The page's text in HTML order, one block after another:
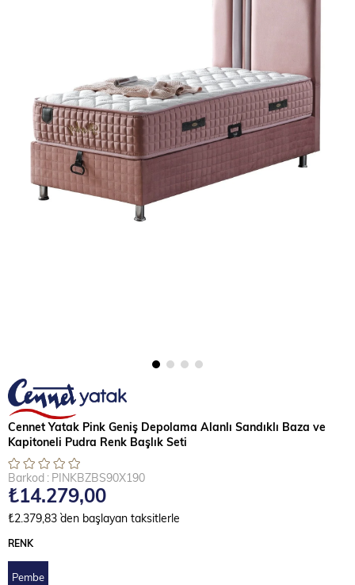
Cennet Yatak Pink Geniş Depolama Alanlı Sandıklı Baza ve
Kapitoneli Pudra Renk Başlık Seti
Barkod : PINKBZBS90X190
₺14.279,00
₺2.379,83 `den başlayan taksitlerle
RENK
Pembe